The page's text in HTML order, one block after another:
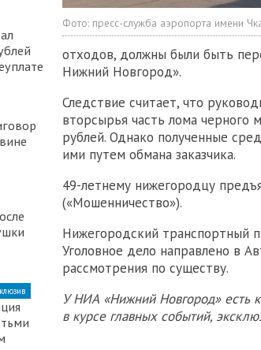
Фото: пресс-служба аэропорта имени
отходов, должны были быть
Нижний Новгород».
Следствие считает, что
вторсырья часть лома черного
рублей. Однако полученные
ими путем обмана заказчика.
49-летнему нижегородцу
(«Мошенничество»).
Нижегородский транспортный
Уголовное дело направлено в
рассмотрения по существу.
У НИА «Нижний Новгород» есть
в курсе главных событий,